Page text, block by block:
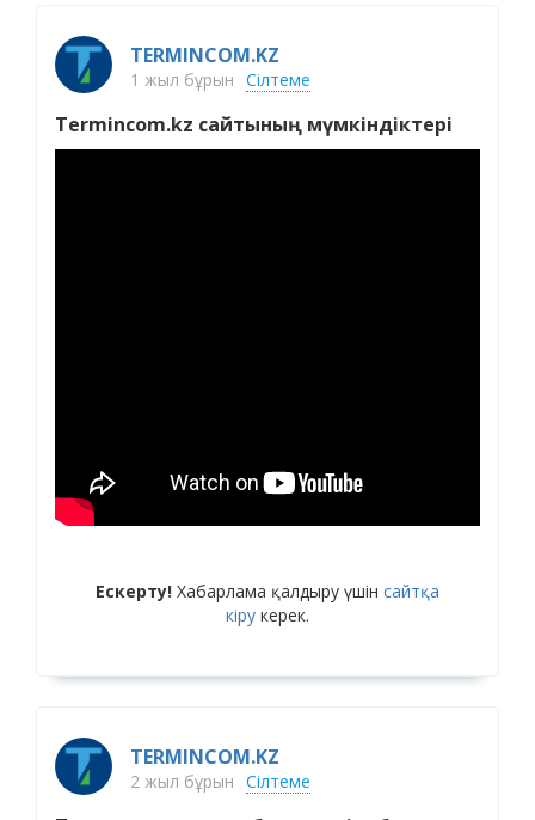
TERMINCOM.KZ
1 жыл бұрын Сілтеме
Termincom.kz сайтының мүмкіндіктері
Ескерту! Хабарлама қалдыру үшін сайтқа
кіру керек.
TERMINCOM.KZ
2 жыл бұрын Сілтеме